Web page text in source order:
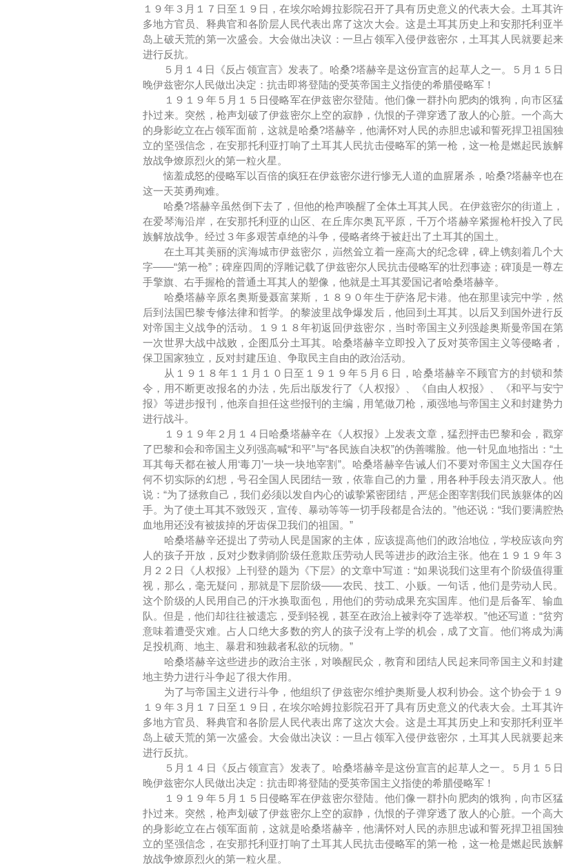
１９年３月１７日至１９日，在埃尔哈姆拉影院召开了具有历史意义的代表大会。土耳其许
多地方官员、释典官和各阶层人民代表出席了这次大会。这是土耳其历史上和安那托利亚半
岛上破天荒的第一次盛会。大会做出决议：一旦占领军入侵伊兹密尔，土耳其人民就要起来
进行反抗。
５月１４日《反占领宣言》发表了。哈桑?塔赫辛是这份宣言的起草人之一。５月１５日
晚伊兹密尔人民做出决定：抗击即将登陆的受英帝国主义指使的希腊侵略军！
１９１９年５月１５日侵略军在伊兹密尔登陆。他们像一群扑向肥肉的饿狗，向市区猛
扑过来。突然，枪声划破了伊兹密尔上空的寂静，仇恨的子弹穿透了敌人的心脏。一个高大
的身影屹立在占领军面前，这就是哈桑?塔赫辛，他满怀对人民的赤胆忠诚和誓死捍卫祖国独
立的坚强信念，在安那托利亚打响了土耳其人民抗击侵略军的第一枪，这一枪是燃起民族解
放战争燎原烈火的第一粒火星。
恼羞成怒的侵略军以百倍的疯狂在伊兹密尔进行惨无人道的血腥屠杀，哈桑?塔赫辛也在
这一天英勇殉难。
哈桑?塔赫辛虽然倒下去了，但他的枪声唤醒了全体土耳其人民。在伊兹密尔的街道上，
在爱琴海沿岸，在安那托利亚的山区、在丘库尔奥瓦平原，千万个塔赫辛紧握枪杆投入了民
族解放战争。经过３年多艰苦卓绝的斗争，侵略者终于被赶出了土耳其的国土。
在土耳其美丽的滨海城市伊兹密尔，岿然耸立着一座高大的纪念碑，碑上镌刻着几个大
字――“第一枪”；碑座四周的浮雕记载了伊兹密尔人民抗击侵略军的壮烈事迹；碑顶是一尊左
手擎旗、右手握枪的普通土耳其人的塑像，他就是土耳其爱国记者哈桑塔赫辛。
哈桑塔赫辛原名奥斯曼聂富莱斯，１８９０年生于萨洛尼卡港。他在那里读完中学，然
后到法国巴黎专修法律和哲学。的黎波里战争爆发后，他回到土耳其。以后又到国外进行反
对帝国主义战争的活动。１９１８年初返回伊兹密尔，当时帝国主义列强趁奥斯曼帝国在第
一次世界大战中战败，企图瓜分土耳其。哈桑塔赫辛立即投入了反对英帝国主义等侵略者，
保卫国家独立，反对封建压迫、争取民主自由的政治活动。
从１９１８年１１月１０日至１９１９年５月６日，哈桑塔赫辛不顾官方的封锁和禁
令，用不断更改报名的办法，先后出版发行了《人权报》、《自由人权报》、《和平与安宁
报》等进步报刊，他亲自担任这些报刊的主编，用笔做刀枪，顽强地与帝国主义和封建势力
进行战斗。
１９１９年２月１４日哈桑塔赫辛在《人权报》上发表文章，猛烈抨击巴黎和会，戳穿
了巴黎和会和帝国主义列强高喊“和平”与“各民族自决权”的伪善嘴脸。他一针见血地指出：“土
耳其每天都在被人用‘毒刀’一块一块地宰割”。哈桑塔赫辛告诫人们不要对帝国主义大国存任
何不切实际的幻想，号召全国人民团结一致，依靠自己的力量，用各种手段去消灭敌人。他
说：“为了拯救自己，我们必须以发自内心的诚挚紧密团结，严惩企图宰割我们民族躯体的凶
手。为了使土耳其不致毁灭，宣传、暴动等等一切手段都是合法的。”他还说：“我们要满腔热
血地用还没有被拔掉的牙齿保卫我们的祖国。”
哈桑塔赫辛还提出了劳动人民是国家的主体，应该提高他们的政治地位，学校应该向穷
人的孩子开放，反对少数剥削阶级任意欺压劳动人民等进步的政治主张。他在１９１９年３
月２２日《人权报》上刊登的题为《下层》的文章中写道：“如果说我们这里有个阶级值得重
视，那么，毫无疑问，那就是下层阶级――农民、技工、小贩。一句话，他们是劳动人民。
这个阶级的人民用自己的汗水换取面包，用他们的劳动成果充实国库。他们是后备军、输血
队。但是，他们却往往被遗忘，受到轻视，甚至在政治上被剥夺了选举权。”他还写道：“贫穷
意味着遭受灾难。占人口绝大多数的穷人的孩子没有上学的机会，成了文盲。他们将成为满
足投机商、地主、暴君和独裁者私欲的玩物。”
哈桑塔赫辛这些进步的政治主张，对唤醒民众，教育和团结人民起来同帝国主义和封建
地主势力进行斗争起了很大作用。
为了与帝国主义进行斗争，他组织了伊兹密尔维护奥斯曼人权利协会。这个协会于１９
１９年３月１７日至１９日，在埃尔哈姆拉影院召开了具有历史意义的代表大会。土耳其许
多地方官员、释典官和各阶层人民代表出席了这次大会。这是土耳其历史上和安那托利亚半
岛上破天荒的第一次盛会。大会做出决议：一旦占领军入侵伊兹密尔，土耳其人民就要起来
进行反抗。
５月１４日《反占领宣言》发表了。哈桑塔赫辛是这份宣言的起草人之一。５月１５日
晚伊兹密尔人民做出决定：抗击即将登陆的受英帝国主义指使的希腊侵略军！
１９１９年５月１５日侵略军在伊兹密尔登陆。他们像一群扑向肥肉的饿狗，向市区猛
扑过来。突然，枪声划破了伊兹密尔上空的寂静，仇恨的子弹穿透了敌人的心脏。一个高大
的身影屹立在占领军面前，这就是哈桑塔赫辛，他满怀对人民的赤胆忠诚和誓死捍卫祖国独
立的坚强信念，在安那托利亚打响了土耳其人民抗击侵略军的第一枪，这一枪是燃起民族解
放战争燎原烈火的第一粒火星。